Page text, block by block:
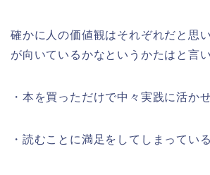
確かに人の価値観はそれぞれだと思
が向いているかなというかたはと言
・本を買っただけで中々実践に活か
・読むことに満足をしてしまってい